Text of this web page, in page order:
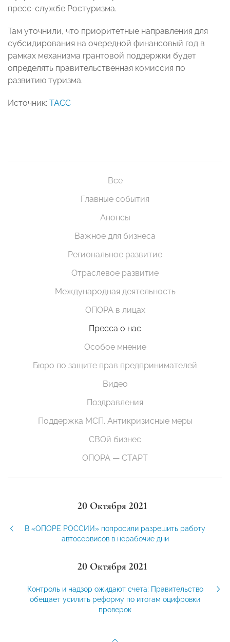
пресс-службе Ростуризма.
Там уточнили, что приоритетные направления для
субсидирования на очередной финансовый год в
рамках механизма грантовой поддержки будет
определять правительственная комиссия по
развитию туризма.
Источник: ТАСС
Все
Главные события
Анонсы
Важное для бизнеса
Региональное развитие
Отраслевое развитие
Международная деятельность
ОПОРА в лицах
Пресса о нас
Особое мнение
Бюро по защите прав предпринимателей
Видео
Поздравления
Поддержка МСП. Антикризисные меры
СВОй бизнес
ОПОРА — СТАРТ
20 Октября 2021
В «ОПОРЕ РОССИИ» попросили разрешить работу
автосервисов в нерабочие дни
20 Октября 2021
Контроль и надзор ожидают счета: Правительство
обещает усилить реформу по итогам оцифровки
проверок